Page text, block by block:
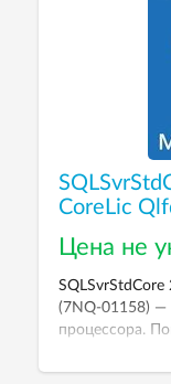
CoreLic
Цена не
SQLSvrStdCore
(7NQ-01158) —
процессора.